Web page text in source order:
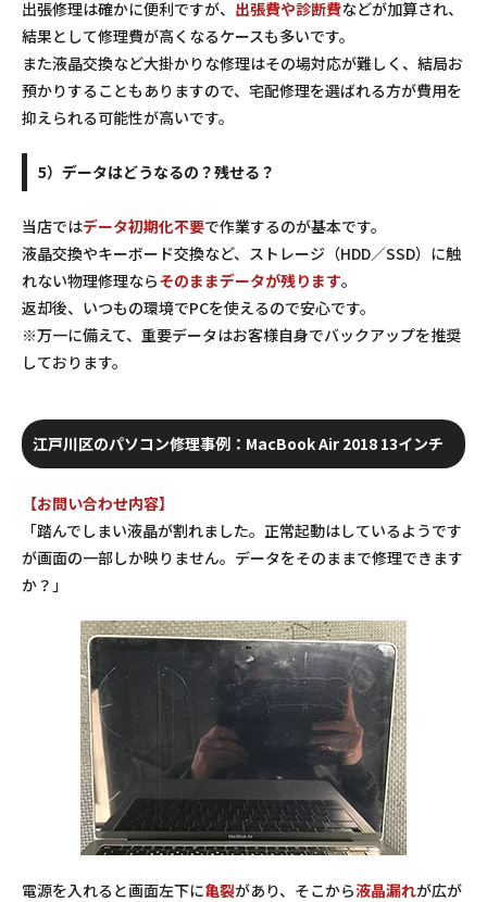
出張修理は確かに便利ですが、 出張費や診断費などが加算され、
結果として修理費が高くなるケースも多いです。
また液晶交換など大掛かりな修理はその場対応が難しく、結局お
預かりすることもありますので、宅配修理を選ばれる方が費用を
抑えられる可能性が高いです。
5）データはどうなるの？残せる？
当店ではデータ初期化不要で作業するのが基本です。
液晶交換やキーボード交換など、ストレージ（HDD／SSD）に触
れない物理修理ならそのままデータが残ります。
返却後、いつもの環境でPCを使えるので安心です。
※万一に備えて、重要データはお客様自身でバックアップを推奨
しております。
江戸川区のパソコン修理事例：MacBook Air 2018 13インチ
【お問い合わせ内容】
「踏んでしまい液晶が割れました。正常起動はしているようです
が画面の一部しか映りません。データをそのままで修理できます
か？」
電源を入れると画面左下に亀裂があり、そこから液晶漏れが広が